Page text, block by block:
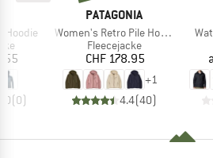
Hoodie
(0)
MARKE
PATAGONIA
Artikel
Women's Retro Pile Hoody
Produktgruppe
Fleecejacke
Preis
CHF 178.95
+1
4.4(40)